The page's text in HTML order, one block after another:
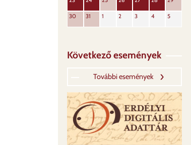
30 31 1 2 3 4 5
Következő események
További események